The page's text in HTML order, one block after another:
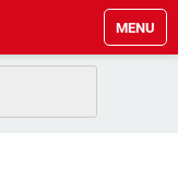
MENU